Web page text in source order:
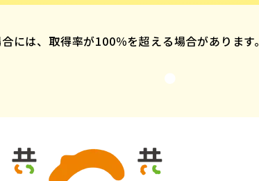
は、取得率が100％を超える場合があります。